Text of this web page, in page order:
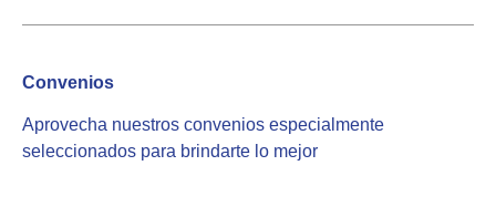
Convenios
Aprovecha nuestros convenios especialmente
seleccionados para brindarte lo mejor